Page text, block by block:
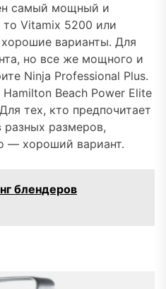
самый мощный и
то Vitamix 5200 или
варианты. Для
но все же мощного и
Ninja Professional Plus.
Beach Power Elite
тех, кто предпочитает
разных размеров,
— хороший вариант.
блендеров